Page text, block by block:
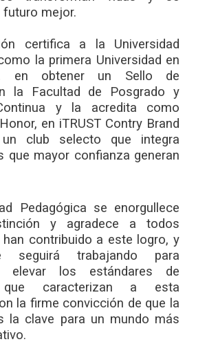
mejor.
certifica a la Universidad
la primera Universidad en
en obtener un Sello de
la Facultad de Posgrado y
y la acredita como
en iTRUST Contry Brand
un club selecto que integra
que mayor confianza generan
Pedagógica se enorgullece
y agradece a todos
han contribuido a este logro, y
seguirá trabajando para
elevar los estándares de
que caracterizan a esta
la firme convicción de que la
la clave para un mundo más